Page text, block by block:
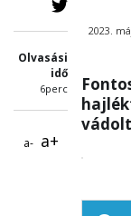
Olvasási
idő
6perc
a- a+
2023.